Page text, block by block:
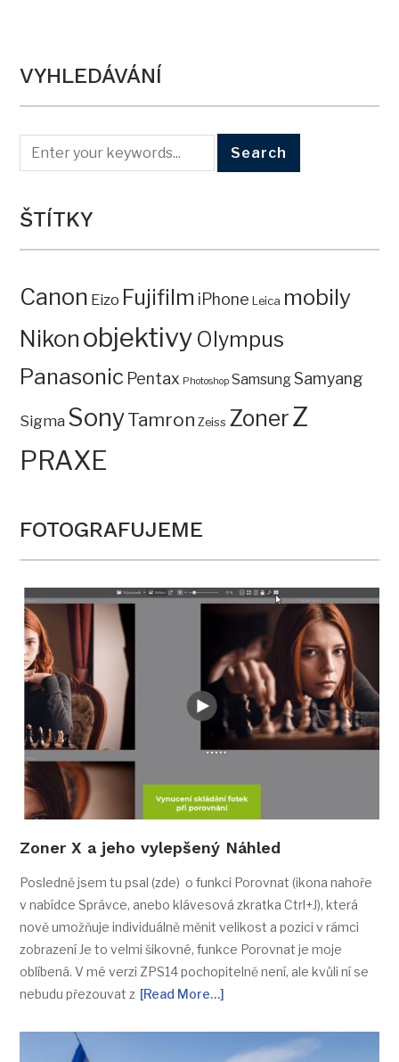
VYHLEDÁVÁNÍ
ŠTÍTKY
Canon Eizo Fujifilm iPhone Leica mobily
Nikon objektivy Olympus
Panasonic Pentax Photoshop SamsungSamyang
Sigma SonyTamron Zeiss ZonerZ
PRAXE
FOTOGRAFUJEME
Zoner X a jeho vylepšený Náhled
Posledně jsem tu psal (zde) o funkci Porovnat (ikona nahoře
v nabídce Správce, anebo klávesová zkratka Ctrl+J), která
nově umožňuje individuálně měnit velikost a pozici v rámci
zobrazení Je to velmi šikovné, funkce Porovnat je moje
oblíbená. V mé verzi ZPS14 pochopitelně není, ale kvůli ní se
nebudu přezouvat z [Read More…]